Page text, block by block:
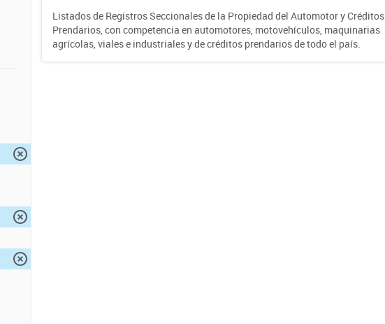
Listados de Registros Seccionales de la Propiedad del Automotor y Créditos
Prendarios, con competencia en automotores, motovehículos, maquinarias
agrícolas, viales e industriales y de créditos prendarios de todo el país.